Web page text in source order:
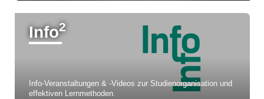
Info2
Info-Veranstaltungen & -Videos zur Studienorganisation und
effektiven Lernmethoden.